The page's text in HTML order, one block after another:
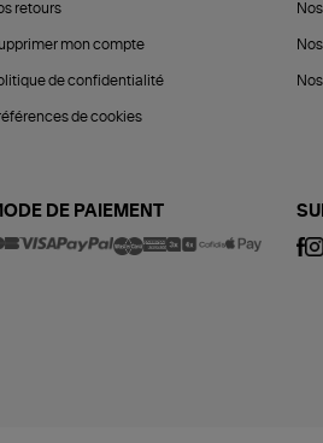
retours
mon compte
de confidentialité
de cookies
DE PAIEMENT